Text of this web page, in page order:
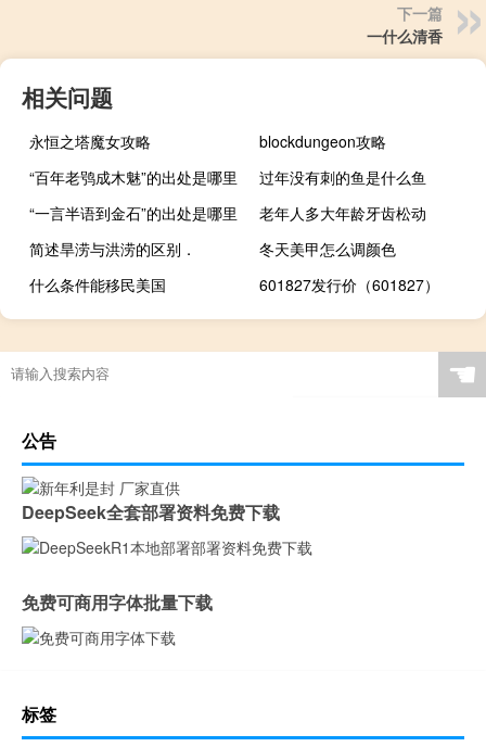
下一篇
一什么清香
相关问题
永恒之塔魔女攻略
blockdungeon攻略
“百年老鸮成木魅”的出处是哪里
过年没有刺的鱼是什么鱼
“一言半语到金石”的出处是哪里
老年人多大年龄牙齿松动
简述旱涝与洪涝的区别．
冬天美甲怎么调颜色
什么条件能移民美国
601827发行价（601827）
☚
公告
DeepSeek全套部署资料免费下载
免费可商用字体批量下载
标签